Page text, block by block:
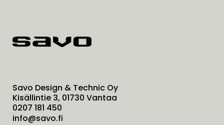
Savo Design & Technic Oy
Kisällintie 3, 01730 Vantaa
0207 181 450
info@savo.fi